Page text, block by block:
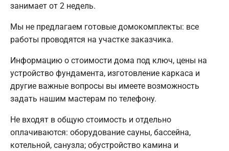
занимает от 2 недель.
Мы не предлагаем готовые домокомплекты: все
работы проводятся на участке заказчика.
Информацию о стоимости дома под ключ, цены на
устройство фундамента, изготовление каркаса и
другие важные вопросы вы имеете возможность
задать нашим мастерам по телефону.
Не входят в общую стоимость и отдельно
оплачиваются: оборудование сауны, бассейна,
котельной, санузла; обустройство камина и